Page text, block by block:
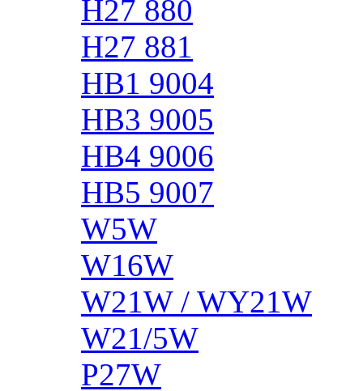
H27 880
H27 881
HB1 9004
HB3 9005
HB4 9006
HB5 9007
W5W
W16W
W21W / WY21W
W21/5W
P27W